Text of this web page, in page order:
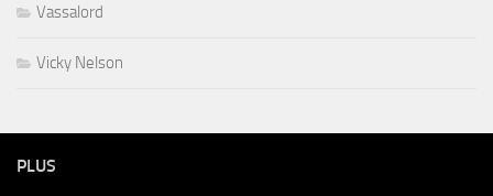
Vassalord
Vicky Nelson
PLUS